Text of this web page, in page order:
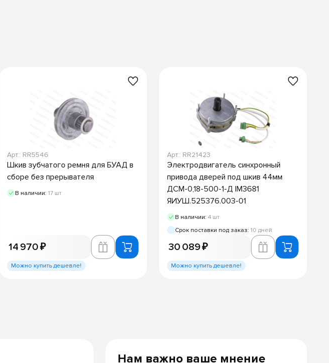
Арт.: RR5546
Шкив зубчатого ремня для БУАД в
сборе без прерывателя
В наличии: 17 шт
14 970 ₽
Можно купить дешевле!
Арт.: RR21423
Электродвигатель синхронный
привода дверей под шкив 44мм
ДСМ-0,18-500-1-Д IM3681
ЯИУШ.525376.003-01
В наличии: 4 шт
Срок поставки под заказ: 10 дней
30 089 ₽
Можно купить дешевле!
Нам важно ваше мнение